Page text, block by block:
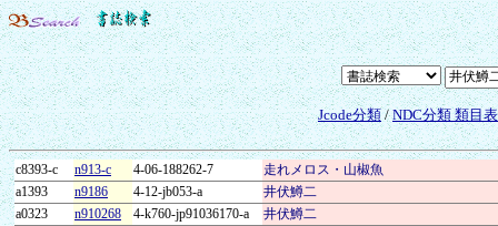
Jcode分類/NDC分類 類目
c8393-c n913-c 4-06-188262-7
走れメロス・山椒魚
a1393
n9186 4-12-jb053-a
井伏鱒二
a0323
n910268 4-k760-jp91036170-a
井伏鱒二